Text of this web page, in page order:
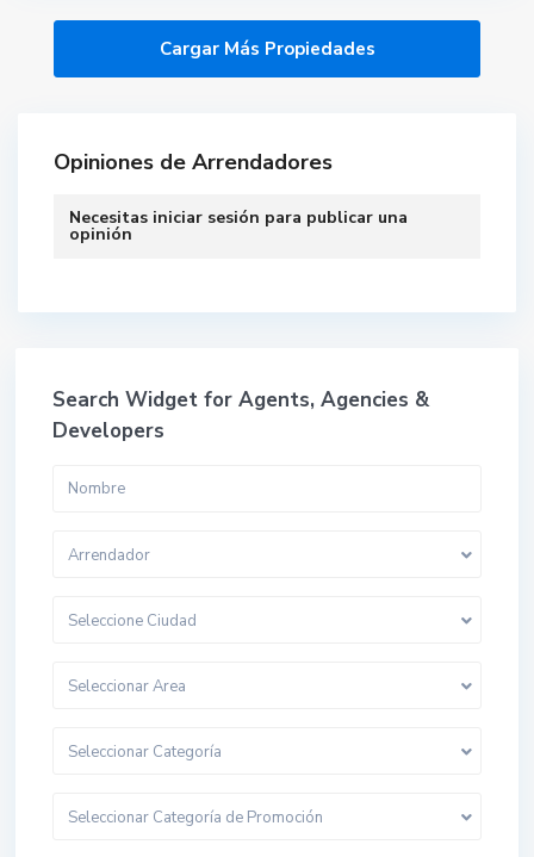
Opiniones de Arrendadores
Necesitas iniciar sesión para publicar una
opinión
Search Widget for Agents, Agencies &
Developers
Arrendador
Seleccione Ciudad
Seleccionar Area
Seleccionar Categoría
Seleccionar Categoría de Promoción